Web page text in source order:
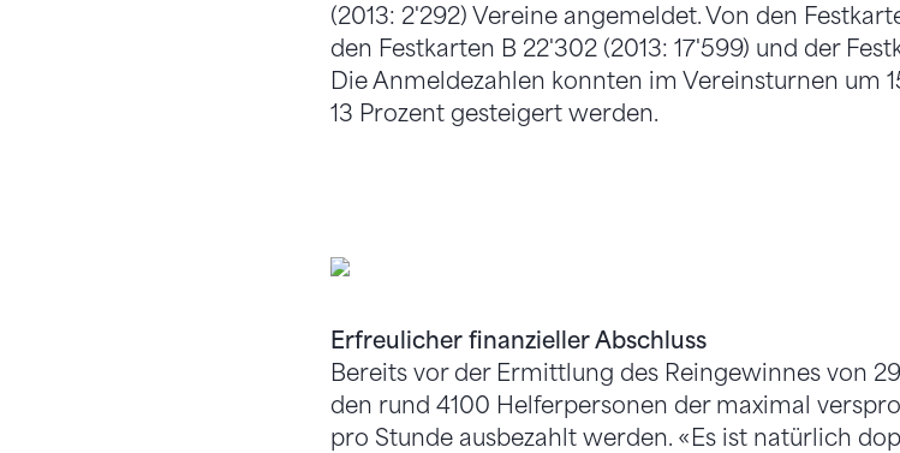
(2013: 2'292) Vereine angemeldet. Von den
den Festkarten B 22'302 (2013: 17'599) und der
Die Anmeldezahlen konnten im Vereinsturnen um
13 Prozent gesteigert werden.
Erfreulicher finanzieller Abschluss
Bereits vor der Ermittlung des Reingewinnes von
den rund 4100 Helferpersonen der maximal
pro Stunde ausbezahlt werden. «Es ist natürlich